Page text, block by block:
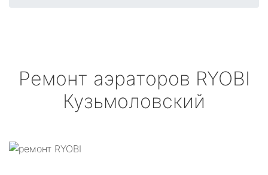
Ремонт аэраторов RYOBI
Кузьмоловский